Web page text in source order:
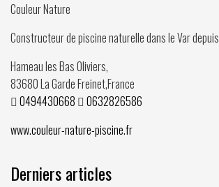
Couleur Nature
Constructeur de piscine naturelle dans le Var depuis
Hameau les Bas Oliviers,
83680La Garde Freinet,France
0494430668
0632826586
www.couleur-nature-piscine.fr
Derniers articles